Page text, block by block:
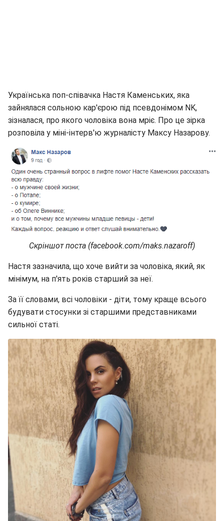
Українська поп-співачка Настя Каменських, яка
зайнялася сольною кар'єрою під псевдонімом NK,
зізналася, про якого чоловіка вона мріє. Про це зірка
розповіла у міні-інтерв'ю журналісту Максу Назарову.
Скріншот поста (facebook.com/maks.nazaroff)
Настя зазначила, що хоче вийти за чоловіка, який, як
мінімум, на п'ять років старший за неї.
За її словами, всі чоловіки - діти, тому краще всього
будувати стосунки зі старшими представниками
сильної статі.